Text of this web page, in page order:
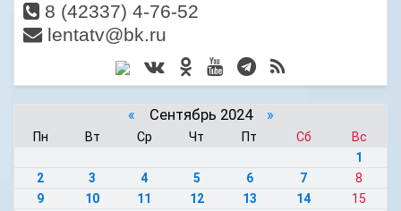
8 (42337) 4-76-52
lentatv@bk.ru
« Сентябрь 2024 »
Пн Вт Ср Чт Пт Сб
Вс
1
2
3 4 5 6 7
8
9
10 11 12 13 14
15